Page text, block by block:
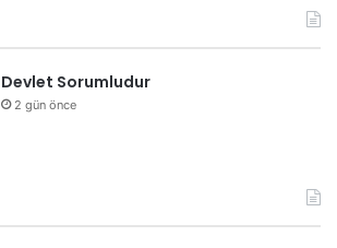
Devlet Sorumludur
2 gün önce